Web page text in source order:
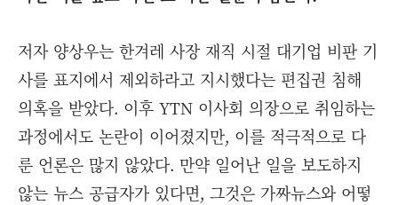
저자 양상우는 한겨레 사장 재직 시절 대기업 비판 기
사를 표지에서 제외하라고 지시했다는 편집권 침해
의혹을 받았다. 이후 YTN 이사회 의장으로 취임하는
과정에서도 논란이 이어졌지만, 이를 적극적으로 다
룬 언론은 많지 않았다. 만약 일어난 일을 보도하지
않는 뉴스 공급자가 있다면, 그것은 가짜뉴스와 어떻